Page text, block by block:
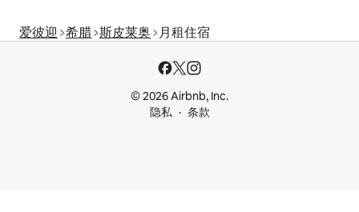
爱彼迎 希腊 斯皮莱奥 月租住宿
© 2026 Airbnb, Inc.
隐私
条款